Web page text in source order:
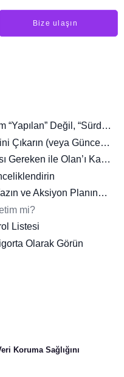
Bize ulaşın
Denetim Neden Gerekli: Uyum “Yapılan” Değil, “Sürdürülen” Bir Şeydir
Adım 1: Kişisel Veri Envanterini Çıkarın (veya Güncelleyin)
Adım 2: Boşluk Analizi: Olması Gereken ile Olan’ı Karşılaştırın
Adım 4: Denetim Raporunu Yazın ve Aksiyon Planına Bağlayın
mi?
Listesi
Olarak Görün
Koruma Sağlığını